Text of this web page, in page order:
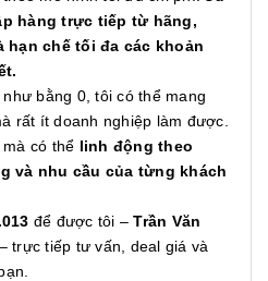
hàng trực tiếp từ hãng,
hạn chế tối đa các khoản
bằng 0, tôi có thể mang
rất ít doanh nghiệp làm được.
có thể linh động theo
và nhu cầu của từng khách
để được tôi –Trần Văn
– trực tiếp tư vấn, deal giá và